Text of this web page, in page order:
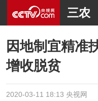
三农
因地制宜精准
增收脱贫
2020-03-11 18:13 央视网